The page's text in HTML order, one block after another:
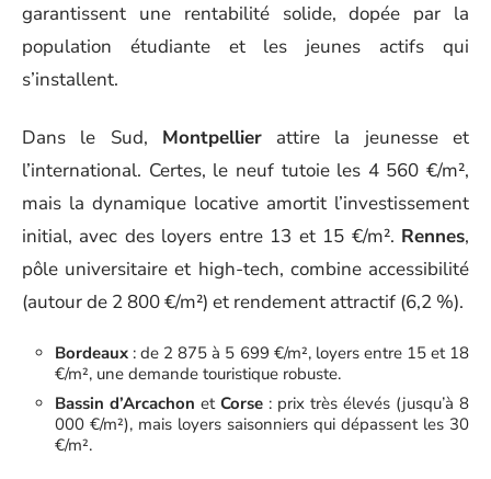
garantissent une rentabilité solide, dopée par la
population étudiante et les jeunes actifs qui
s’installent.
Dans le Sud, Montpellierattire la jeunesse et
l’international. Certes, le neuf tutoie les 4 560 €/m²,
mais la dynamique locative amortit l’investissement
initial, avec des loyers entre 13 et 15 €/m². Rennes,
pôle universitaire et high-tech, combine accessibilité
(autour de 2 800 €/m²) et rendement attractif (6,2 %).
Bordeaux : de 2 875 à 5 699 €/m², loyers entre 15 et 18
€/m², une demande touristique robuste.
Bassin d’Arcachon et Corse : prix très élevés (jusqu’à 8
000 €/m²), mais loyers saisonniers qui dépassent les 30
€/m².